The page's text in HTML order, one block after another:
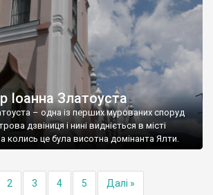
Іоанна Златоуста
– одна із перших мурованих споруд
дзвіниця і нині видніється в місті
колись це була висотна домінанта Ялти.
2 3 4 5 Далі »